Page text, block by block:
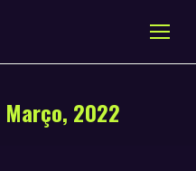
Março, 2022